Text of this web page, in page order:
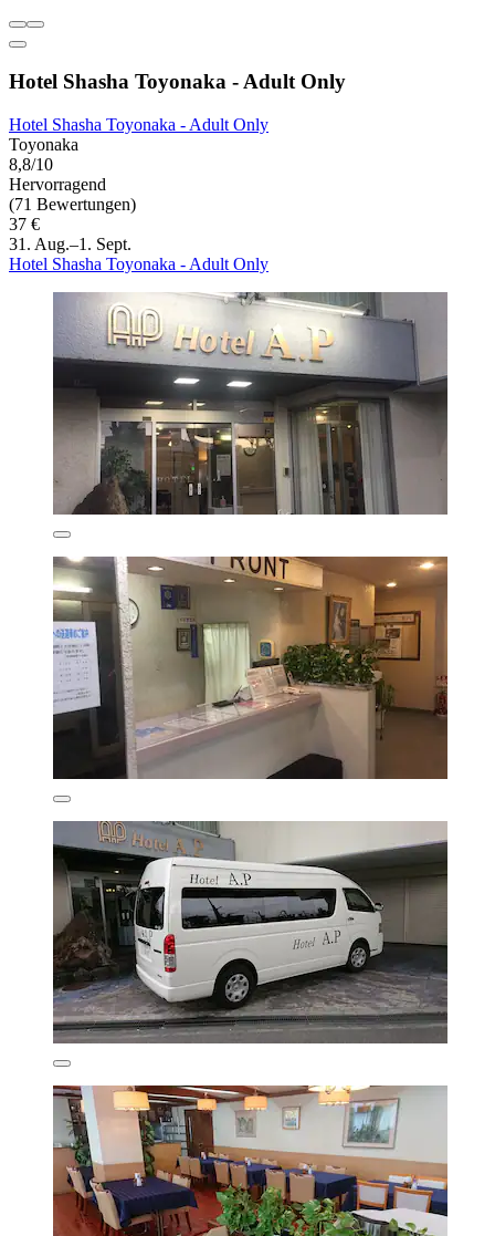
Hotel Shasha Toyonaka - Adult Only
Hotel Shasha Toyonaka - Adult Only
Toyonaka
8,8/10
Hervorragend
(71 Bewertungen)
37 €
31. Aug.–1. Sept.
Hotel Shasha Toyonaka - Adult Only